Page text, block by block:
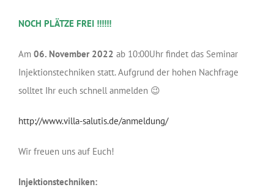
NOCH PLÄTZE FREI !!!!!!
Am 06. November 2022 ab 10:00Uhr findet das Seminar
Injektionstechniken statt. Aufgrund der hohen Nachfrage
solltet Ihr euch schnell anmelden 😉
http://www.villa-salutis.de/anmeldung/
Wir freuen uns auf Euch!
Injektionstechniken: